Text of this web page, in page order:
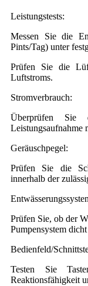
Leistungstests:
Messen Sie die
Pints/Tag) unter
Prüfen Sie die
Luftstroms.
Stromverbrauch:
Überprüfen Sie
Leistungsaufnahme
Geräuschpegel:
Prüfen Sie die
innerhalb der
Prüfen Sie, ob der
Pumpensystem
Bedienfeld/
Testen Sie
Reaktionsfähigkeit